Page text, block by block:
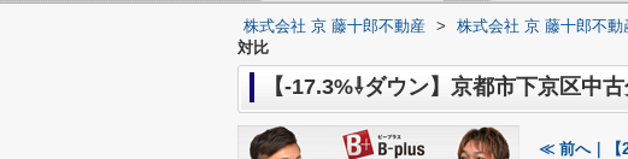
株式会社 京 藤十郎不動産 > 株式会社 京 藤十郎不
対比
【-17.3%⇩ダウン】京都市下京区中
≪ 前へ｜【